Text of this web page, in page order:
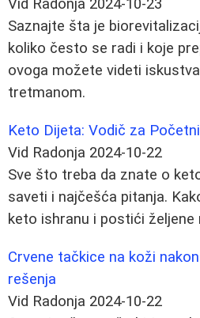
Vid Radonja 2024-10-23
Saznajte šta je
koliko često se radi i koje
ovoga možete videti
tretmanom.
Keto Dijeta: Vodič za
Vid Radonja 2024-10-22
Sve što treba da znate o
saveti i najčešća pitanja.
keto ishranu i postići željene
Crvene tačkice na koži
rešenja
Vid Radonja 2024-10-22